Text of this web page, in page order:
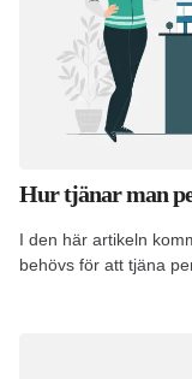
Hur tjänar man
I den här artikeln
behövs för att tjäna